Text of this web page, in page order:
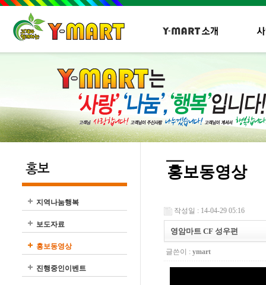
지역나눔행복
보도자료
홍보동영상
진행중인이벤트
홍보동영상
작성일 : 14-04-29 05:16
영암마트 CF 성우편
글쓴이 : ymart